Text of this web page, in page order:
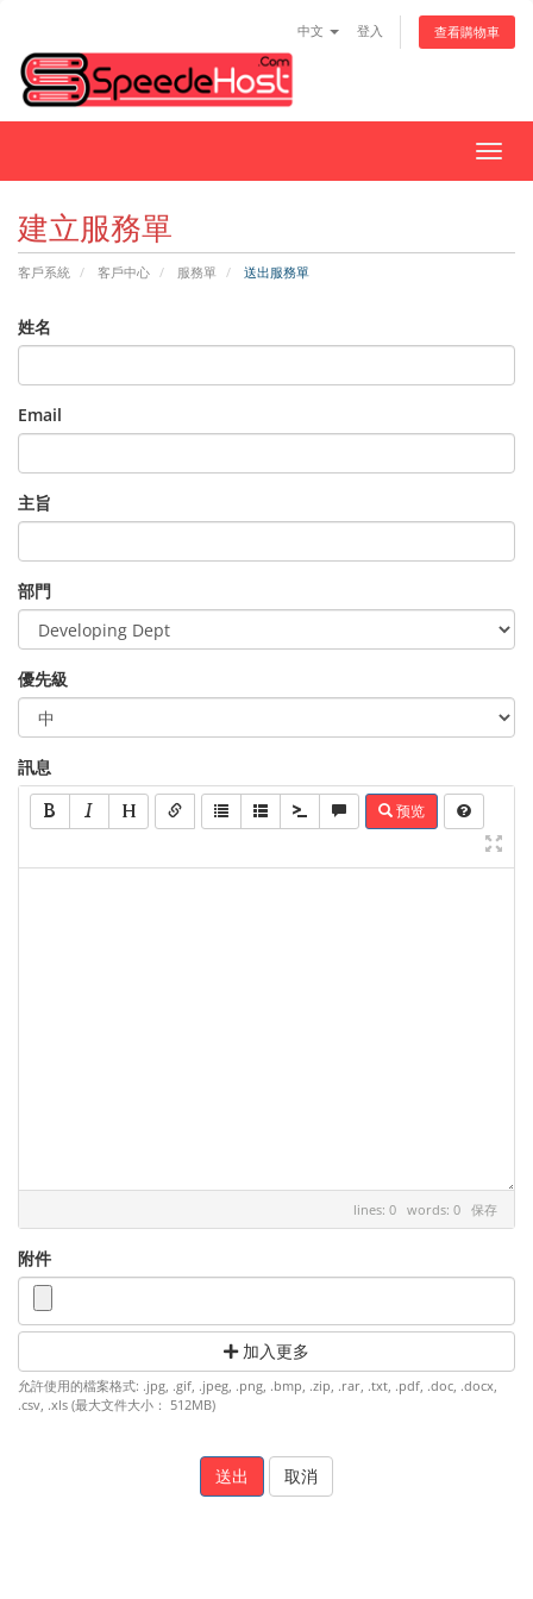
中文 登入 查看購物車
切
換
建立服務單
客戶系統 客戶中心 服務單 送出服務單
姓名
Email
主旨
部門
優先級
訊息
预览
lines: 0 words: 0 保存
附件
加入更多
允許使用的檔案格式: .jpg, .gif, .jpeg, .png, .bmp, .zip, .rar, .txt, .pdf, .doc, .docx,
.csv, .xls (最大文件大小： 512MB)
取消